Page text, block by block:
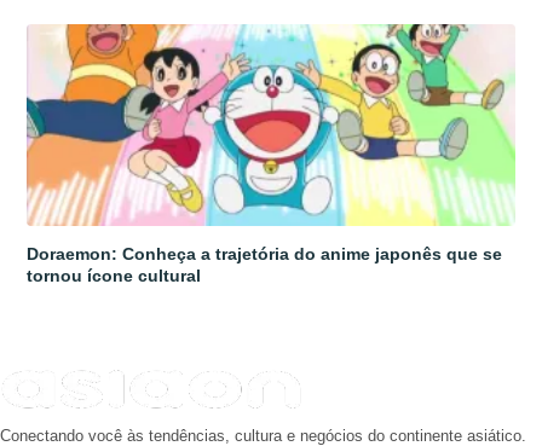
Doraemon: Conheça a trajetória do anime japonês que se
tornou ícone cultural
Conectando você às tendências, cultura e negócios do continente asiático.